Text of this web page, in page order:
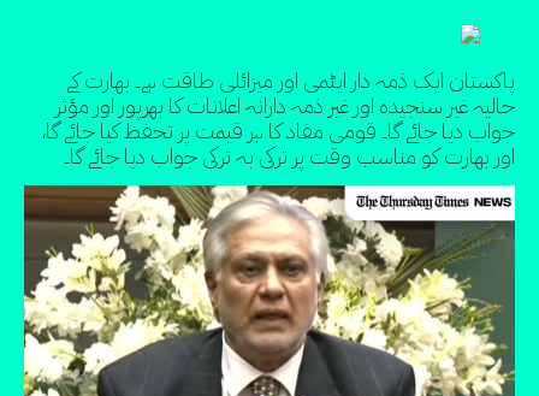
پاکستان ایک ذمہ دار ایٹمی اور میزائلی طاقت ہے۔ بھارت کے
حالیہ غیر سنجیدہ اور غیر ذمہ دارانہ اعلانات کا بھرپور اور مؤثر
جواب دیا جائے گا۔ قومی مفاد کا ہر قیمت پر تحفظ کیا جائے گا،
اور بھارت کو مناسب وقت پر ترکی بہ ترکی جواب دیا جائے گا۔